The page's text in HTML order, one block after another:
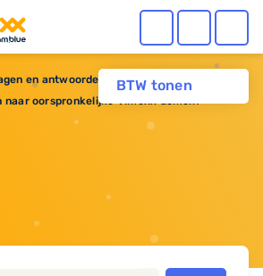
BTW tonen
en antwoorden
Webhosting
naar oorspronkelijke Vimexx domein